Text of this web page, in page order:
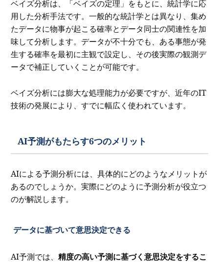
ベイズ分析は、「ベイズの定理」をもとに、統計学に応
用した分析手法です。一般的な統計学とは異なり、集め
たデータに物事が起こる確率とデータ同士の関連性を加
味して分析します。データが不十分でも、ある事態が発
生する確率を最初に主観で設定し、その後実際の観測デ
ータで補正していくことが可能です。
ベイズ分析には膨大な処理能力が必要ですが、近年のIT
技術の発展により、すでに幅広く使われています。
AI予測がもたらす6つのメリット
AIによる予測分析には、具体的にどのようなメリットが
あるのでしょうか。実際にどのように予測分析が役立つ
のが解説します。
データに基づいて意思決定できる
AI予測では、精度の高い予測に基づく意思決定をするこ